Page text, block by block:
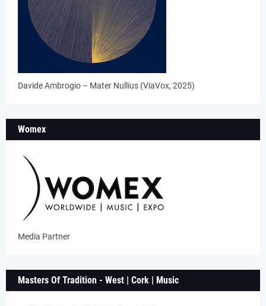
Davide Ambrogio – Mater Nullius (ViaVox, 2025)
Womex
Media Partner
Masters Of Tradition - West | Cork | Music